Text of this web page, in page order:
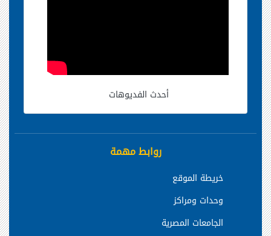
أحدث الفديوهات
روابط مهمة
خريطة الموقع
وحدات ومراكز
الجامعات المصرية